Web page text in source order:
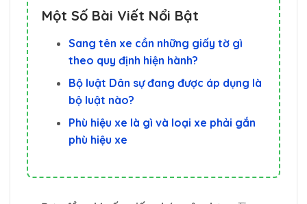
Một Số Bài Viết Nổi Bật
Sang tên xe cần những giấy tờ gì
theo quy định hiện hành?
Bộ luật Dân sự đang được áp dụng là
bộ luật nào?
Phù hiệu xe là gì và loại xe phải gắn
phù hiệu xe